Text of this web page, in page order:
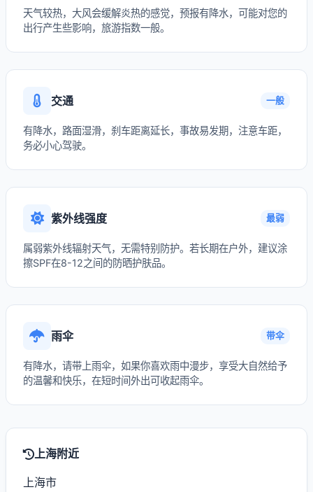
天气较热，大风会缓解炎热的感觉，预报有降水，可能对您的
出行产生些影响，旅游指数一般。
交通 一般
有降水，路面湿滑，刹车距离延长，事故易发期，注意车距，
务必小心驾驶。
紫外线强度 最弱
属弱紫外线辐射天气，无需特别防护。若长期在户外，建议涂
擦SPF在8-12之间的防晒护肤品。
雨伞 带伞
有降水，请带上雨伞，如果你喜欢雨中漫步，享受大自然给予
的温馨和快乐，在短时间外出可收起雨伞。
上海附近
上海市